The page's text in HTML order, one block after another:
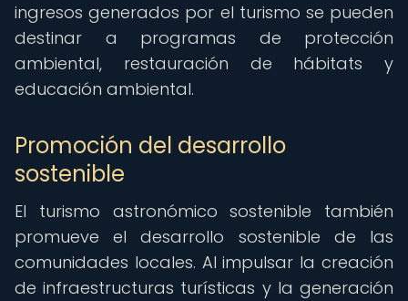
ingresos generados por el turismo se pueden
destinar a programas de protección
ambiental, restauración de hábitats y
educación ambiental.
Promoción del desarrollo
sostenible
El turismo astronómico sostenible también
promueve el desarrollo sostenible de las
comunidades locales. Al impulsar la creación
de infraestructuras turísticas y la generación